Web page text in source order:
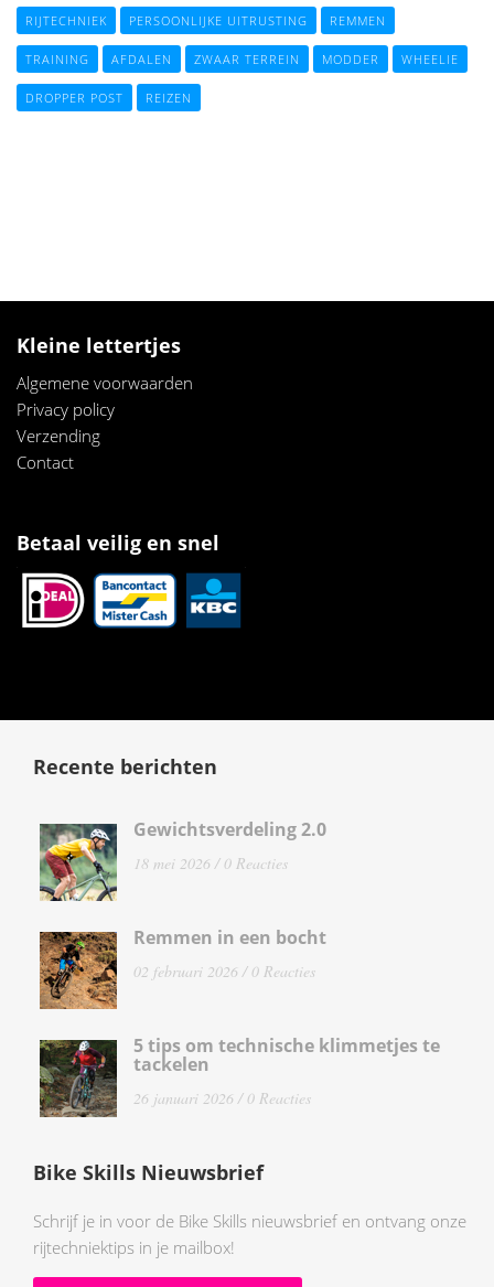
RIJTECHNIEK PERSOONLIJKE UITRUSTING REMMEN
TRAINING AFDALEN ZWAAR TERREIN MODDER WHEELIE
DROPPER POST REIZEN
Kleine lettertjes
Algemene voorwaarden
Privacy policy
Verzending
Contact
Betaal veilig en snel
Recente berichten
Gewichtsverdeling 2.0
18 mei 2026 / 0 Reacties
Remmen in een bocht
02 februari 2026 / 0 Reacties
5 tips om technische klimmetjes te
tackelen
26 januari 2026 / 0 Reacties
Bike Skills Nieuwsbrief
Schrijf je in voor de Bike Skills nieuwsbrief en ontvang onze
rijtechniektips in je mailbox!